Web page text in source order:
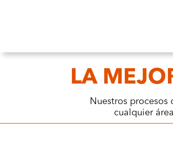
LA
Nuestros
cualquier